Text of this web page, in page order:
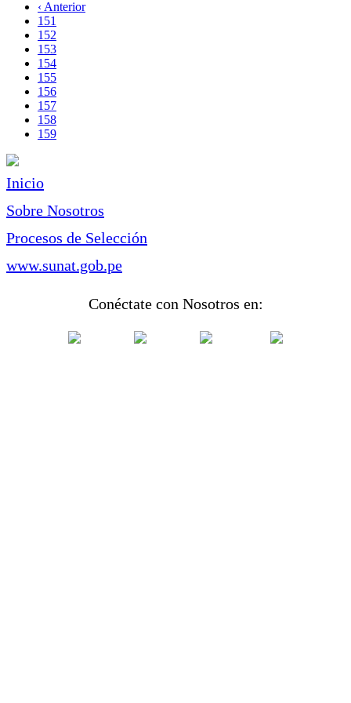
Paginación
página
Página
anterior
‹ Anterior
Page
151
Page
152
Page
153
Page
154
Page
155
Page
156
Page
157
Page
158
Página
159
Inicio
Sobre Nosotros
Procesos de Selección
www.sunat.gob.pe
Conéctate con Nosotros en: